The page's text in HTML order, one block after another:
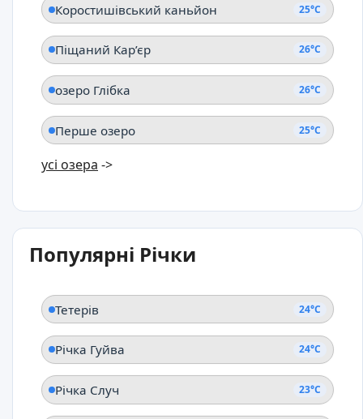
Коростишівський каньйон 25°C
Піщаний Кар’єр 26°C
озеро Глібка 26°C
Перше озеро 25°C
усі озера ->
Популярні Річки
Тетерів 24°C
Річка Гуйва 24°C
Річка Случ 23°C